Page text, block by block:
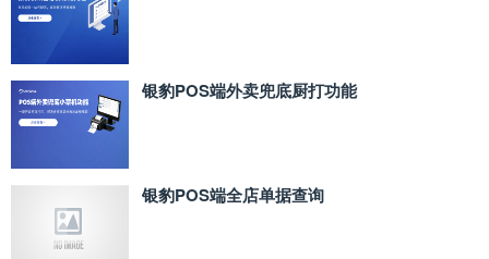
银豹POS端外卖兜底厨打功能
银豹POS端全店单据查询